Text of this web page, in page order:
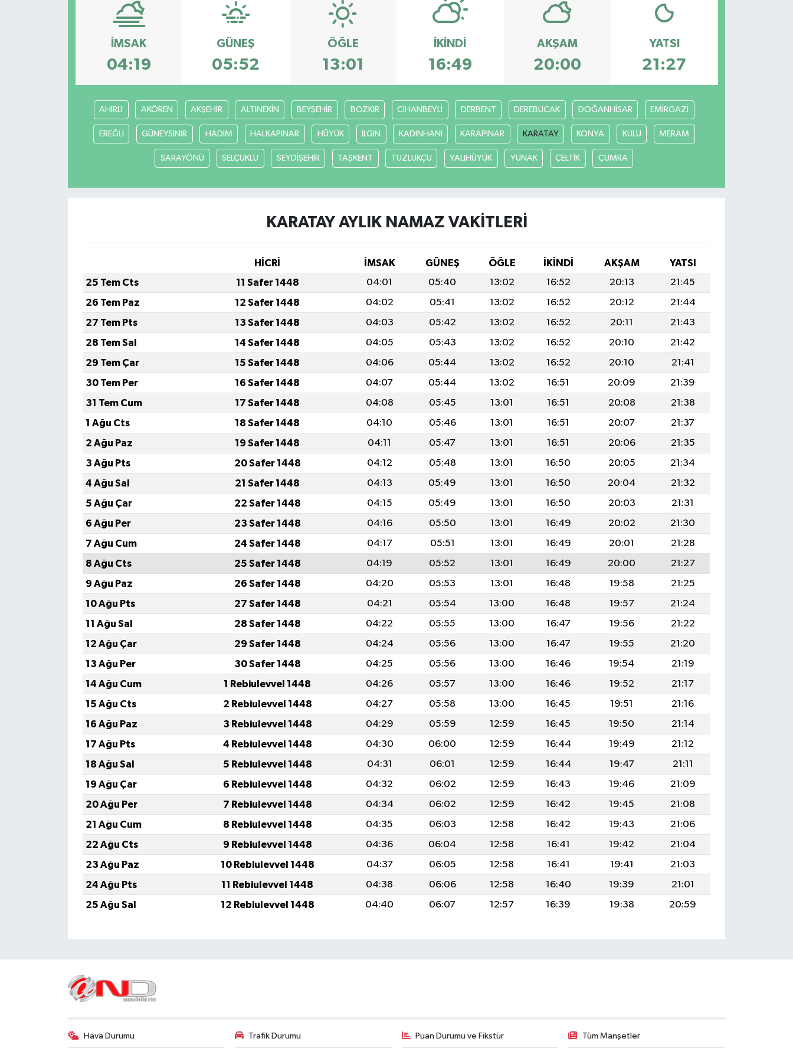
İMSAK
04:19
GÜNEŞ
05:52
ÖĞLE
13:01
İKINDI
16:49
AKŞAM
20:00
YATSI
21:27
AHIRLI AKÖREN AKŞEHİR ALTINEKİN BEYŞEHİR BOZKIR CİHANBEYLİ DERBENT DEREBUCAK DOĞANHİSAR EMİRGAZİ
EREĞLİ GÜNEYSINIR HADİM HALKAPINAR HÜYÜK ILGIN KADINHANI KARAPINAR KARATAY KONYA KULU MERAM
SARAYÖNÜ SELÇUKLU SEYDİŞEHİR TAŞKENT TUZLUKÇU YALIHÜYÜK YUNAK ÇELTİK ÇUMRA
KARATAY AYLIK NAMAZ VAKITLERI
HİCRİ İMSAK GÜNEŞ ÖĞLE İKINDI AKŞAM
YATSI
25 Tem Cts
11 Safer 1448 04:01 05:40 13:02 16:52 20:13
21:45
26 Tem Paz
12 Safer 1448 04:02 05:41 13:02 16:52 20:12
21:44
27 Tem Pts
13 Safer 1448 04:03 05:42 13:02 16:52 20:11
21:43
28 Tem Sal
14 Safer 1448 04:05 05:43 13:02 16:52 20:10
21:42
29 Tem Çar
15 Safer 1448 04:06 05:44 13:02 16:52 20:10
21:41
30 Tem Per
16 Safer 1448 04:07 05:44 13:02 16:51 20:09
21:39
31 Tem Cum
17 Safer 1448 04:08 05:45 13:01 16:51 20:08
21:38
1 Ağu Cts
18 Safer 1448 04:10 05:46 13:01 16:51 20:07
21:37
2 Ağu Paz
19 Safer 1448 04:11 05:47 13:01 16:51 20:06
21:35
3 Ağu Pts
20 Safer 1448 04:12 05:48 13:01 16:50 20:05
21:34
4 Ağu Sal
21 Safer 1448 04:13 05:49 13:01 16:50 20:04
21:32
5 Ağu Çar
22 Safer 1448 04:15 05:49 13:01 16:50 20:03
21:31
6 Ağu Per
23 Safer 1448 04:16 05:50 13:01 16:49 20:02
21:30
7 Ağu Cum
24 Safer 1448 04:17 05:51 13:01 16:49 20:01
21:28
8 Ağu Cts
25 Safer 1448 04:19 05:52 13:01 16:49 20:00
21:27
9 Ağu Paz
26 Safer 1448 04:20 05:53 13:01 16:48 19:58
21:25
10 Ağu Pts
27 Safer 1448 04:21 05:54 13:00 16:48 19:57
21:24
11 Ağu Sal
28 Safer 1448 04:22 05:55 13:00 16:47 19:56
21:22
12 Ağu Çar
29 Safer 1448 04:24 05:56 13:00 16:47 19:55
21:20
13 Ağu Per
30 Safer 1448 04:25 05:56 13:00 16:46 19:54
21:19
14 Ağu Cum
1 Rebiulevvel 1448 04:26 05:57 13:00 16:46 19:52
21:17
15 Ağu Cts
2 Rebiulevvel 1448 04:27 05:58 13:00 16:45 19:51
21:16
16 Ağu Paz
3 Rebiulevvel 1448 04:29 05:59 12:59 16:45 19:50
21:14
17 Ağu Pts
4 Rebiulevvel 1448 04:30 06:00 12:59 16:44 19:49
21:12
18 Ağu Sal
5 Rebiulevvel 1448 04:31 06:01 12:59 16:44 19:47
21:11
19 Ağu Çar
6 Rebiulevvel 1448 04:32 06:02 12:59 16:43 19:46
21:09
20 Ağu Per
7 Rebiulevvel 1448 04:34 06:02 12:59 16:42 19:45
21:08
21 Ağu Cum
8 Rebiulevvel 1448 04:35 06:03 12:58 16:42 19:43
21:06
22 Ağu Cts
9 Rebiulevvel 1448 04:36 06:04 12:58 16:41 19:42
21:04
23 Ağu Paz
10 Rebiulevvel 1448 04:37 06:05 12:58 16:41 19:41
21:03
24 Ağu Pts
11 Rebiulevvel 1448 04:38 06:06 12:58 16:40 19:39
21:01
25 Ağu Sal
12 Rebiulevvel 1448 04:40 06:07 12:57 16:39 19:38 20:59
Hava Durumu Trafik Durumu Puan Durumu ve Fikstür Tüm Manşetler